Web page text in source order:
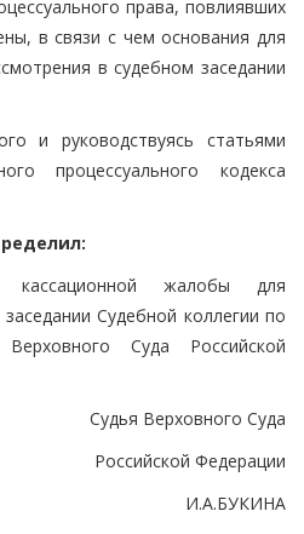
права, повлиявших
в связи с чем основания для
в судебном заседании
и руководствуясь статьями
процессуального кодекса
кассационной жалобы для
Судебной коллегии по
Суда Российской
Судья Верховного Суда
Российской Федерации
И.А.БУКИНА